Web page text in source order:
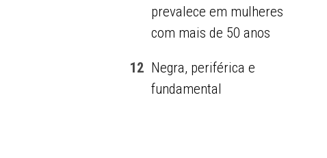
prevalece em mulheres
com mais de 50 anos
12 Negra, periférica e
fundamental